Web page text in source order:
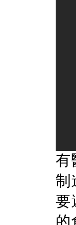
有
制
要
的